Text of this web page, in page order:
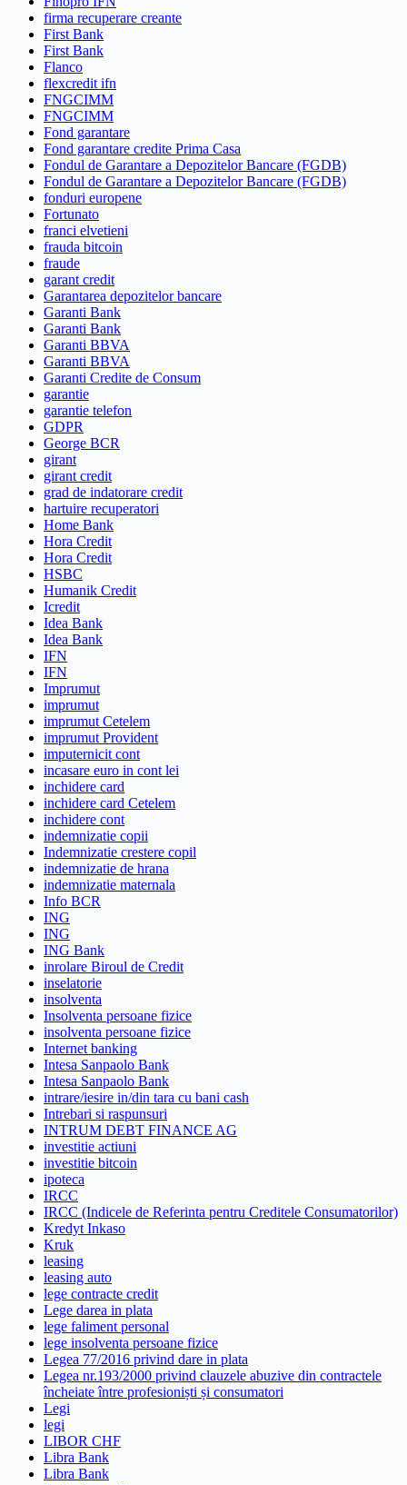
firma recuperare creante
First Bank
First Bank
Flanco
flexcredit ifn
FNGCIMM
FNGCIMM
Fond garantare
Fond garantare credite Prima Casa
Fondul de Garantare a Depozitelor Bancare (FGDB)
Fondul de Garantare a Depozitelor Bancare (FGDB)
fonduri europene
Fortunato
franci elvetieni
frauda bitcoin
fraude
garant credit
Garantarea depozitelor bancare
Garanti Bank
Garanti Bank
Garanti BBVA
Garanti BBVA
Garanti Credite de Consum
garantie
garantie telefon
GDPR
George BCR
girant
girant credit
grad de indatorare credit
hartuire recuperatori
Home Bank
Hora Credit
Hora Credit
HSBC
Humanik Credit
Icredit
Idea Bank
Idea Bank
IFN
IFN
Imprumut
imprumut
imprumut Cetelem
imprumut Provident
imputernicit cont
incasare euro in cont lei
inchidere card
inchidere card Cetelem
inchidere cont
indemnizatie copii
Indemnizatie crestere copil
indemnizatie de hrana
indemnizatie maternala
Info BCR
ING
ING
ING Bank
inrolare Biroul de Credit
inselatorie
insolventa
Insolventa persoane fizice
insolventa persoane fizice
Internet banking
Intesa Sanpaolo Bank
Intesa Sanpaolo Bank
intrare/iesire in/din tara cu bani cash
Intrebari si raspunsuri
INTRUM DEBT FINANCE AG
investitie actiuni
investitie bitcoin
ipoteca
IRCC
IRCC (Indicele de Referinta pentru Creditele Consumatorilor)
Kredyt Inkaso
Kruk
leasing
leasing auto
lege contracte credit
Lege darea in plata
lege faliment personal
lege insolventa persoane fizice
Legea 77/2016 privind dare in plata
Legea nr.193/2000 privind clauzele abuzive din contractele
încheiate între profesioniști și consumatori
Legi
legi
LIBOR CHF
Libra Bank
Libra Bank